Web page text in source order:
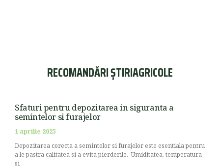
RECOMANDĂRI ȘTIRIAGRICOLE
Sfaturi pentru depozitarea in siguranta a
semintelor si furajelor
1 aprilie 2025
Depozitarea corecta a semintelor si furajelor este esentiala pentru
a le pastra calitatea si a evita pierderile. Umiditatea, temperatura
si